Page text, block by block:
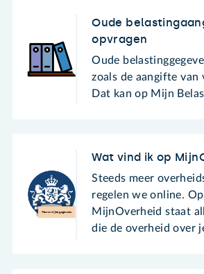
Oude
opvragen
Oude
zoals de aangifte van
Dat kan op Mijn
Wat vind ik op
Steeds meer
regelen we online. Op
MijnOverheid staat
die de overheid over